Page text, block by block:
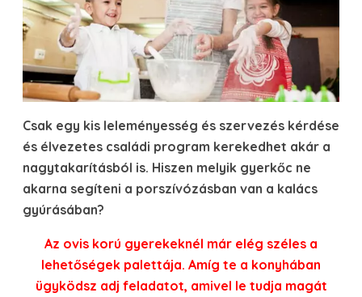
Csak egy kis leleményesség és szervezés kérdése
és élvezetes családi program kerekedhet akár a
nagytakarításból is. Hiszen melyik gyerkőc ne
akarna segíteni a porszívózásban van a kalács
gyúrásában?
Az ovis korú gyerekeknél már elég széles a
lehetőségek palettája. Amíg te a konyhában
ügyködsz adj feladatot, amivel le tudja magát